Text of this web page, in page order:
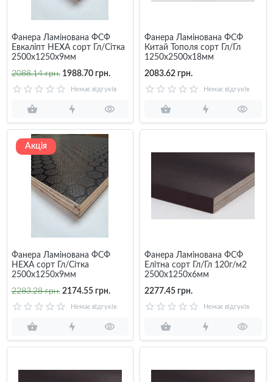
Фанера Ламінована ФСФ
Евкаліпт НЕХА сорт Гл/Сітка
2500х1250х9мм
2088.14 грн. 1988.70 грн.
Немає відгуків
Фанера Ламінована ФСФ
Китай Тополя сорт Гл/Гл
1250х2500х18мм
2083.62 грн.
Немає відгуків
Акція
Фанера Ламінована ФСФ
НЕХА сорт Гл/Сітка
2500х1250х9мм
2283.28 грн. 2174.55 грн.
Немає відгуків
Фанера Ламінована ФСФ
Елітна сорт Гл/Гл 120г/м2
2500х1250х6мм
2277.45 грн.
Немає відгуків